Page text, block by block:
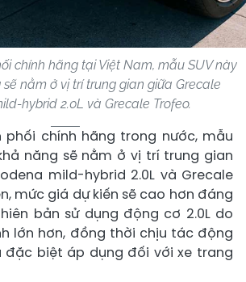
chính hãng tại Việt Nam, mẫu SUV này
nằm ở vị trí trung gian giữa Grecale
hybrid 2.0L và Grecale Trofeo.
phối chính hãng trong nước, mẫu
năng sẽ nằm ở vị trí trung gian
mild-hybrid 2.0L và Grecale
mức giá dự kiến sẽ cao hơn đáng
bản sử dụng động cơ 2.0L do
lớn hơn, đồng thời chịu tác động
đặc biệt áp dụng đối với xe trang